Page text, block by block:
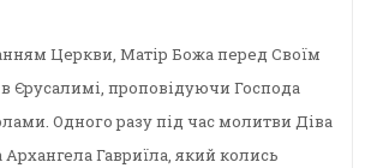
Церкви, Матір Божа перед Своїм
Єрусалимі, проповідуючи Господа
Одного разу під час молитви Діва
Гавриїла, який колись